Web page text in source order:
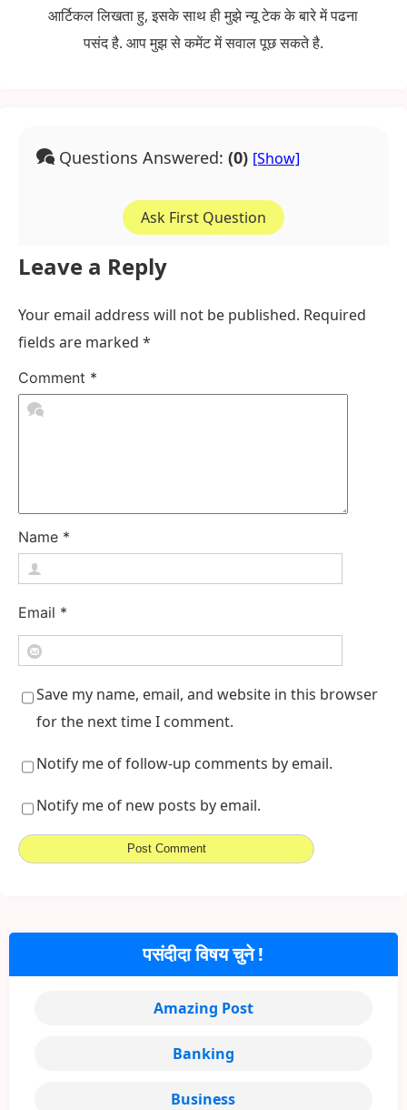
आर्टिकल लिखता हु, इसके साथ ही मुझे न्यू टेक के बारे में पढना
पसंद है. आप मुझ से कमेंट में सवाल पूछ सकते है.
Questions Answered: (0)
Ask First Question
Leave a Reply
Your email address will not be published. Required
fields are marked *
Comment *
Name *
Email *
Save my name, email, and website in this browser
for the next time I comment.
Notify me of follow-up comments by email.
Notify me of new posts by email.
पसंदीदा विषय चुने !
Amazing Post
Banking
Business